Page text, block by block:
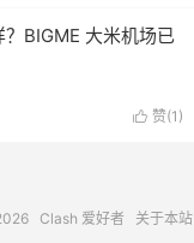
BIGME 大米机场已
 赞(1 )
Clash 爱好者 关于本站